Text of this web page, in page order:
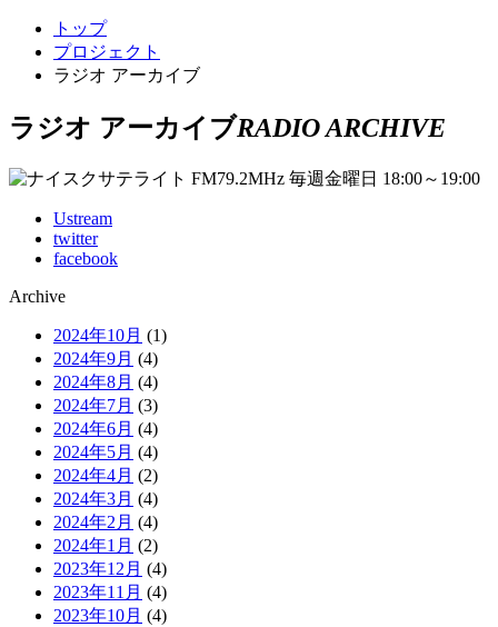
トップ
プロジェクト
ラジオ アーカイブ
ラジオ アーカイブRADIO ARCHIVE
Ustream
twitter
facebook
Archive
2024年10月 (1)
2024年9月 (4)
2024年8月 (4)
2024年7月 (3)
2024年6月 (4)
2024年5月 (4)
2024年4月 (2)
2024年3月 (4)
2024年2月 (4)
2024年1月 (2)
2023年12月 (4)
2023年11月 (4)
2023年10月 (4)